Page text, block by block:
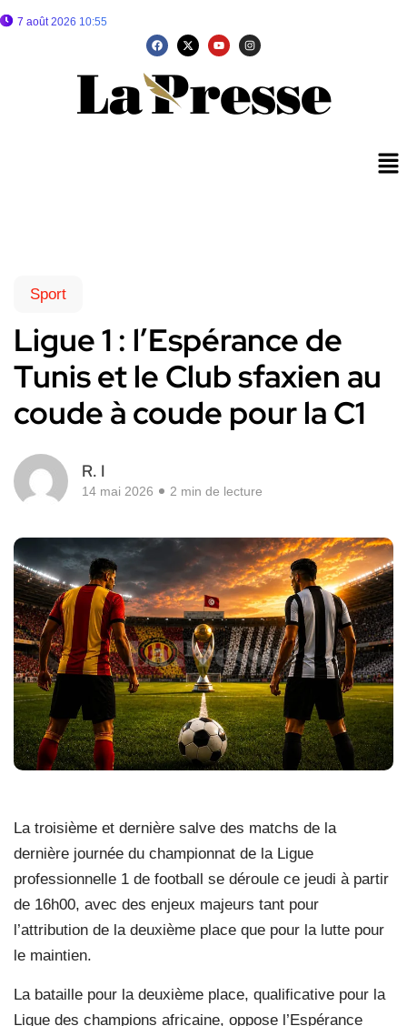
7 août 2026 10:55
Sport
Ligue 1 : l’Espérance de
Tunis et le Club sfaxien au
coude à coude pour la C1
R. I
14 mai 2026 2 min de lecture
La troisième et dernière salve des matchs de la
dernière journée du championnat de la Ligue
professionnelle 1 de football se déroule ce jeudi à partir
de 16h00, avec des enjeux majeurs tant pour
l’attribution de la deuxième place que pour la lutte pour
le maintien.
La bataille pour la deuxième place, qualificative pour la
Ligue des champions africaine, oppose l’Espérance